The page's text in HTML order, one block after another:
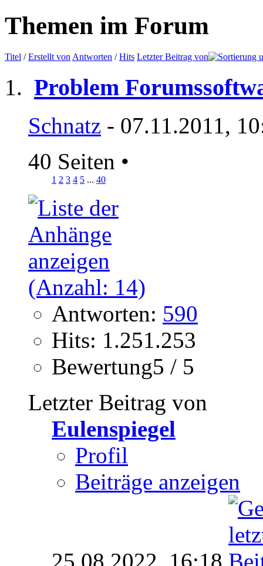
Themen im Forum
Titel /Erstellt von Antworten /Hits Letzter Beitrag von
Problem
Schnatz - 07.11.2011,
40 Seiten •
1 2 3 4 5 ... 40
Antworten: 590
Hits: 1.251.253
Bewertung5 / 5
Letzter Beitrag von
Eulenspiegel
Profil
Beiträge anzeigen
25.08.2022, 16:18